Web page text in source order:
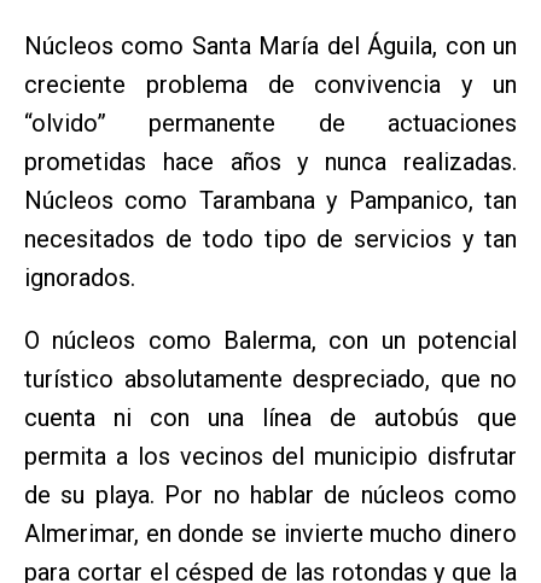
Núcleos como Santa María del Águila, con un
creciente problema de convivencia y un
“olvido” permanente de actuaciones
prometidas hace años y nunca realizadas.
Núcleos como Tarambana y Pampanico, tan
necesitados de todo tipo de servicios y tan
ignorados.
O núcleos como Balerma, con un potencial
turístico absolutamente despreciado, que no
cuenta ni con una línea de autobús que
permita a los vecinos del municipio disfrutar
de su playa. Por no hablar de núcleos como
Almerimar, en donde se invierte mucho dinero
para cortar el césped de las rotondas y que la